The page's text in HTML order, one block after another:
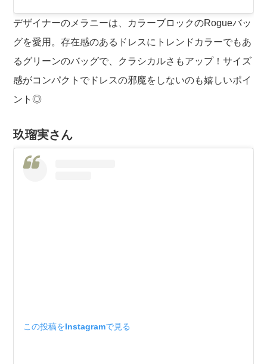
デザイナーのメラニーは、カラーブロックのRogueバッ
グを愛用。存在感のあるドレスにトレンドカラーでもあ
るグリーンのバッグで、クラシカルさもアップ！サイズ
感がコンパクトでドレスの邪魔をしないのも嬉しいポイ
ント◎
玖瑠実さん
この投稿をInstagramで見る